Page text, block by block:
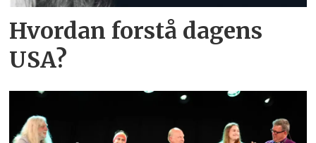
Hvordan forstå dagens
USA?